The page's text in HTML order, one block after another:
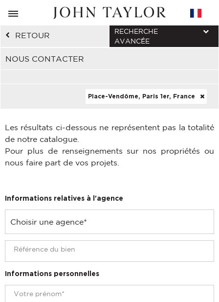
RETOUR
NOUS CONTACTER
RECHERCHE
AVANCÉE
Place-Vendôme, Paris 1er, France
Les résultats ci-dessous ne représentent pas la totalité
de notre catalogue.
Pour plus de renseignements sur nos propriétés ou
nous faire part de vos projets.
Informations relatives à l'agence
Informations personnelles